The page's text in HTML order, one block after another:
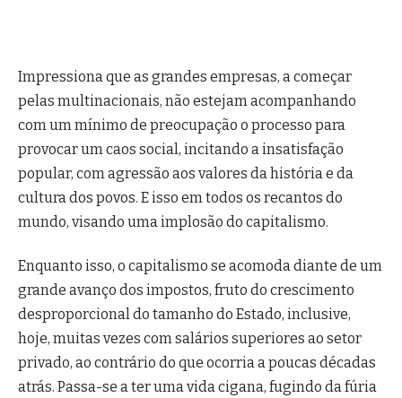
Impressiona que as grandes empresas, a começar
pelas multinacionais, não estejam acompanhando
com um mínimo de preocupação o processo para
provocar um caos social, incitando a insatisfação
popular, com agressão aos valores da história e da
cultura dos povos. E isso em todos os recantos do
mundo, visando uma implosão do capitalismo.
Enquanto isso, o capitalismo se acomoda diante de um
grande avanço dos impostos, fruto do crescimento
desproporcional do tamanho do Estado, inclusive,
hoje, muitas vezes com salários superiores ao setor
privado, ao contrário do que ocorria a poucas décadas
atrás. Passa-se a ter uma vida cigana, fugindo da fúria